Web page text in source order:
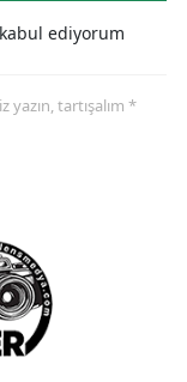
ediyorum
tartışalım *